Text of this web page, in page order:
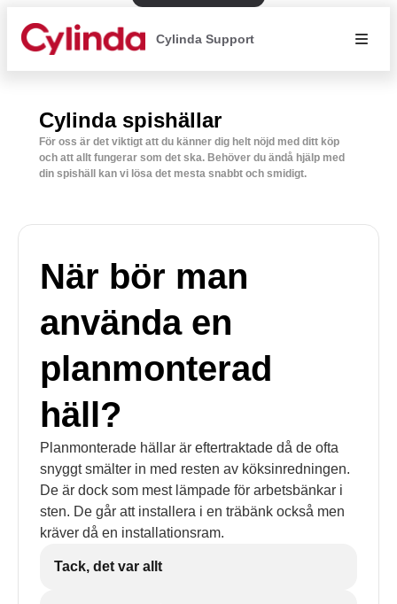
Cylinda Support
Cylinda spishällar
För oss är det viktigt att du känner dig helt nöjd med ditt köp
och att allt fungerar som det ska. Behöver du ändå hjälp med
din spishäll kan vi lösa det mesta snabbt och smidigt.
När bör man
använda en
planmonterad
häll?
Planmonterade hällar är eftertraktade då de ofta
snyggt smälter in med resten av köksinredningen.
De är dock som mest lämpade för arbetsbänkar i
sten. De går att installera i en träbänk också men
kräver då en installationsram.
Tack, det var allt